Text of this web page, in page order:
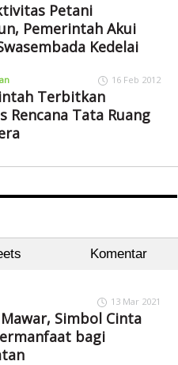
Petani
Pemerintah Akui
Kedelai
16 Feb 2012
Terbitkan
Rencana Tata Ruang
Komentar
13 Mar 2021
Simbol Cinta
bagi